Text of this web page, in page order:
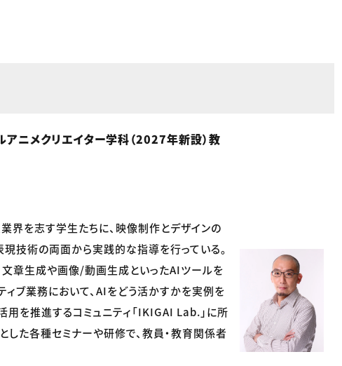
ニメクリエイター学科（2027年新設）教
界を志す学生たちに、映像制作とデザインの
技術の両面から実践的な指導を行っている。
章生成や画像/動画生成といったAIツールを
ブ業務において、AIをどう活かすかを実例を
用を推進するコミュニティ「IKIGAI Lab.」に所
した各種セミナーや研修で、教員・教育関係者